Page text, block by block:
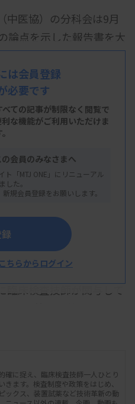
中医協）の分科会は9月
論点を示した報告書を大
総会に報告し、さらに議
の多職種のケアについて
理栄養士などの専門職が
性向上や効率化、対応の
ある」と指摘した。
員から、多職種連携に加
用が集中し需給バランス
があった。報告書には、
」と、さらに検討を求め
実施した実態調査の結果
臨床検査技師が関与して
が関わることで業務の安
リットがあるとした上
は会員登録
必要です
ての記事が制限なく閲覧で
な機能がご利用いただけま
会員のみなさまへ
ト「MTJ ONE」にリニューアル
した。
規会員登録をお願いします。
ちらからログイン
確に捉え、臨床検査技師一人ひとり
きます。検査制度や政策をはじめ、
ックス、装置試薬など技術革新の動